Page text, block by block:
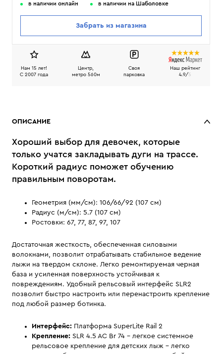
в наличии онлайн в наличии на Шаболовке
Забрать из магазина
Нам 15 лет!
C 2007 года
Центр,
метро 560м
Своя
парковка
Наш рейтинг
4.9/5
ОПИСАНИЕ
Хороший выбор для девочек, которые
только учатся закладывать дуги на трассе.
Короткий радиус поможет обучению
правильным поворотам.
Геометрия (мм/см): 106/66/92 (107 см)
Радиус (м/см): 5.7 (107 см)
Ростовки: 67, 77, 87, 97, 107
Достаточная жесткость, обеспеченная силовыми
волокнами, позволит отрабатывать стабильное ведение
лыжи на твердом склоне. Легко ремонтируемая черная
база и усиленная поверхность устойчивая к
повреждениям. Удобный рельсовый интерфейс SLR2
позволит быстро настроить или перенастроить крепление
под любой размер ботинка.
Интерфейс: Платформа SuperLite Rail 2
Крепление: SLR 4.5 AC Br 74 - легкое системное
рельсовое крепление для детских лыж - легко